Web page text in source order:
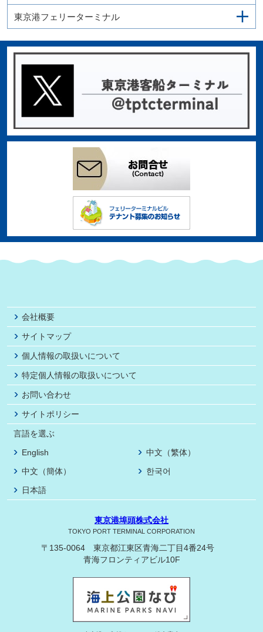
東京港フェリーターミナル
会社概要
サイトマップ
個人情報の取扱いについて
特定個人情報の取扱いについて
お問い合わせ
サイトポリシー
言語を選ぶ
English
中文（繁体）
中文（簡体）
한국어
日本語
東京港埠頭株式会社
TOKYO PORT TERMINAL CORPORATION
〒135-0064 東京都江東区青海二丁目4番24号
青海フロンティアビル10F